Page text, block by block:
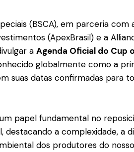
(BSCA), em parceria com
(ApexBrasil) e a
a Agenda Oficial do Cup
globalmente como a
suas datas confirmadas para
papel fundamental no
destacando a complexidade, a
dos produtores do